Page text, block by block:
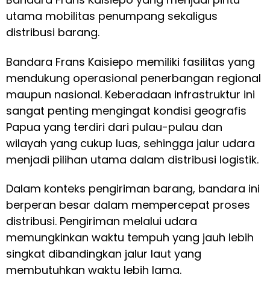
utama mobilitas penumpang sekaligus
distribusi barang.
Bandara Frans Kaisiepo memiliki fasilitas yang
mendukung operasional penerbangan regional
maupun nasional. Keberadaan infrastruktur ini
sangat penting mengingat kondisi geografis
Papua yang terdiri dari pulau-pulau dan
wilayah yang cukup luas, sehingga jalur udara
menjadi pilihan utama dalam distribusi logistik.
Dalam konteks pengiriman barang, bandara ini
berperan besar dalam mempercepat proses
distribusi. Pengiriman melalui udara
memungkinkan waktu tempuh yang jauh lebih
singkat dibandingkan jalur laut yang
membutuhkan waktu lebih lama.